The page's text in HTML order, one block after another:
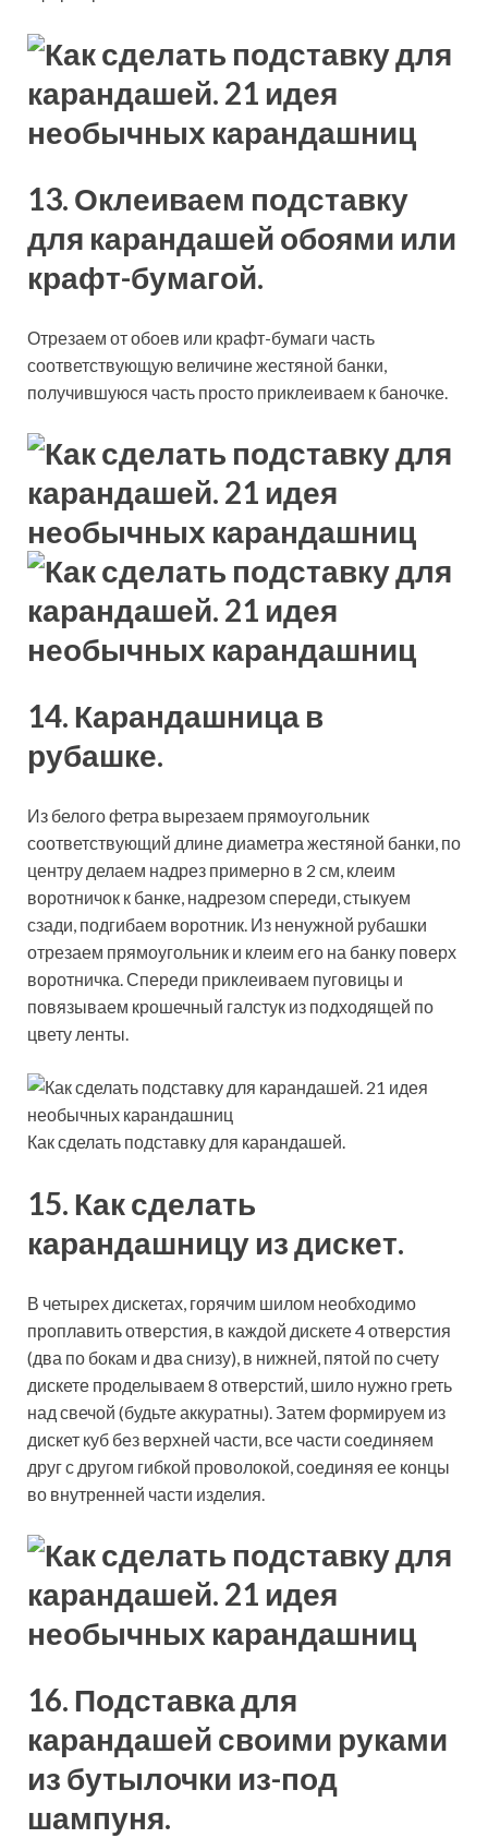
13. Оклеиваем подставку
для карандашей обоями или
крафт-бумагой.
Отрезаем от обоев или крафт-бумаги часть
соответствующую величине жестяной банки,
получившуюся часть просто приклеиваем к баночке.
14. Карандашница в
рубашке.
Из белого фетра вырезаем прямоугольник
соответствующий длине диаметра жестяной банки, по
центру делаем надрез примерно в 2 см, клеим
воротничок к банке, надрезом спереди, стыкуем
сзади, подгибаем воротник. Из ненужной рубашки
отрезаем прямоугольник и клеим его на банку поверх
воротничка. Спереди приклеиваем пуговицы и
повязываем крошечный галстук из подходящей по
цвету ленты.
Как сделать подставку для карандашей.
15. Как сделать
карандашницу из дискет.
В четырех дискетах, горячим шилом необходимо
проплавить отверстия, в каждой дискете 4 отверстия
(два по бокам и два снизу), в нижней, пятой по счету
дискете проделываем 8 отверстий, шило нужно греть
над свечой (будьте аккуратны). Затем формируем из
дискет куб без верхней части, все части соединяем
друг с другом гибкой проволокой, соединяя ее концы
во внутренней части изделия.
16. Подставка для
карандашей своими руками
из бутылочки из-под
шампуня.